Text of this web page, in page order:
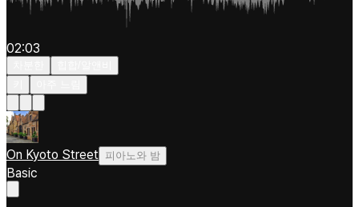
02:03
On Kyoto Street 피아노와 밤
Basic